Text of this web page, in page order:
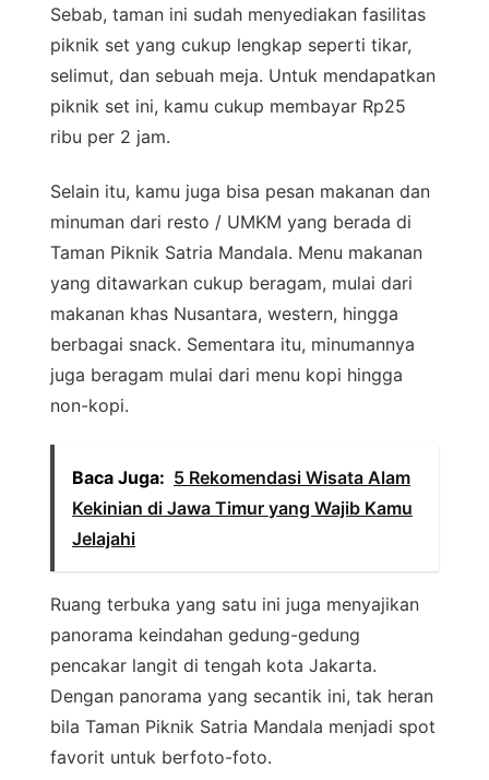
Sebab, taman ini sudah menyediakan fasilitas
piknik set yang cukup lengkap seperti tikar,
selimut, dan sebuah meja. Untuk mendapatkan
piknik set ini, kamu cukup membayar Rp25
ribu per 2 jam.
Selain itu, kamu juga bisa pesan makanan dan
minuman dari resto / UMKM yang berada di
Taman Piknik Satria Mandala. Menu makanan
yang ditawarkan cukup beragam, mulai dari
makanan khas Nusantara, western, hingga
berbagai snack. Sementara itu, minumannya
juga beragam mulai dari menu kopi hingga
non-kopi.
Baca Juga: 5 Rekomendasi Wisata Alam
Kekinian di Jawa Timur yang Wajib Kamu
Jelajahi
Ruang terbuka yang satu ini juga menyajikan
panorama keindahan gedung-gedung
pencakar langit di tengah kota Jakarta.
Dengan panorama yang secantik ini, tak heran
bila Taman Piknik Satria Mandala menjadi spot
favorit untuk berfoto-foto.